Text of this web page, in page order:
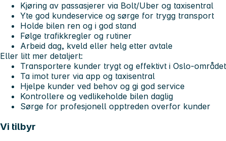
Kjøring av passasjerer via Bolt/Uber og taxisentral
Yte god kundeservice og sørge for trygg transport
Holde bilen ren og i god stand
Følge trafikkregler og rutiner
Arbeid dag, kveld eller helg etter avtale
Eller litt mer detaljert:
Transportere kunder trygt og effektivt i Oslo-området
Ta imot turer via app og taxisentral
Hjelpe kunder ved behov og gi god service
Kontrollere og vedlikeholde bilen daglig
Sørge for profesjonell opptreden overfor kunder
Vi tilbyr